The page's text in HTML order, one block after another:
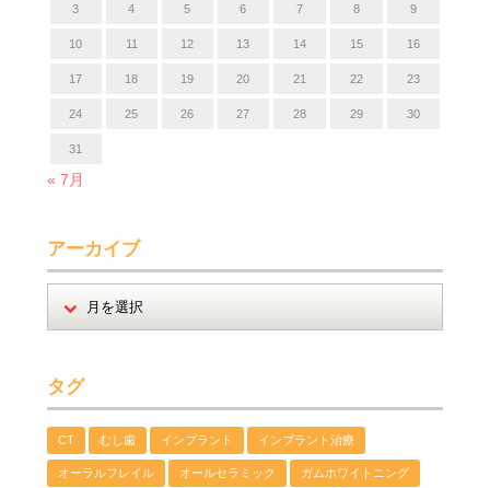
3 4 5 6 7 8 9
10 11 12 13 14 15 16
17 18 19 20 21 22 23
24 25 26 27 28 29 30
31
« 7月
アーカイブ
タグ
CT むし歯 インプラント インプラント治療
オーラルフレイル オールセラミック ガムホワイトニング